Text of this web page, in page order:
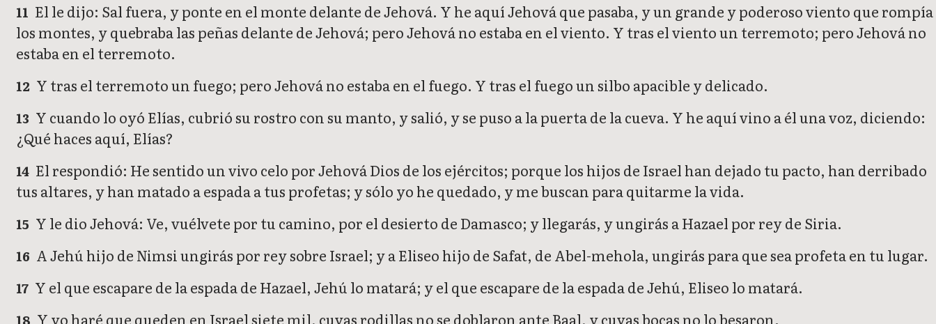
11 El le dijo: Sal fuera, y ponte en el monte delante de Jehová. Y he aquí Jehová que pasaba, y un grande y poderoso viento que rompía
los montes, y quebraba las peñas delante de Jehová; pero Jehová no estaba en el viento. Y tras el viento un terremoto; pero Jehová no
estaba en el terremoto.
12 Y tras el terremoto un fuego; pero Jehová no estaba en el fuego. Y tras el fuego un silbo apacible y delicado.
13 Y cuando lo oyó Elías, cubrió su rostro con su manto, y salió, y se puso a la puerta de la cueva. Y he aquí vino a él una voz, diciendo:
¿Qué haces aquí, Elías?
14 El respondió: He sentido un vivo celo por Jehová Dios de los ejércitos; porque los hijos de Israel han dejado tu pacto, han derribado
tus altares, y han matado a espada a tus profetas; y sólo yo he quedado, y me buscan para quitarme la vida.
15 Y le dio Jehová: Ve, vuélvete por tu camino, por el desierto de Damasco; y llegarás, y ungirás a Hazael por rey de Siria.
16 A Jehú hijo de Nimsi ungirás por rey sobre Israel; y a Eliseo hijo de Safat, de Abel-mehola, ungirás para que sea profeta en tu lugar.
17 Y el que escapare de la espada de Hazael, Jehú lo matará; y el que escapare de la espada de Jehú, Eliseo lo matará.
Y yo haré que queden en Israel siete mil, cuyas rodillas no se doblaron ante Baal, y cuyas bocas no lo besaron.